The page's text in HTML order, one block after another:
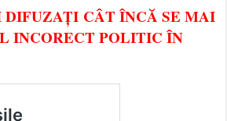
DIFUZAȚI CÂT ÎNCĂ SE MAI
INCORECT POLITIC ÎN